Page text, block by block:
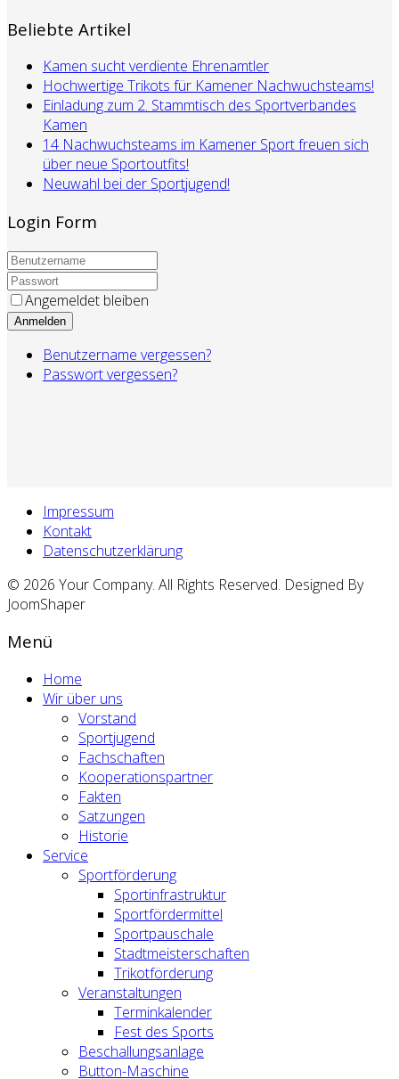
Beliebte Artikel
Kamen sucht verdiente Ehrenamtler
Hochwertige Trikots für Kamener Nachwuchsteams!
Einladung zum 2. Stammtisch des Sportverbandes
Kamen
14 Nachwuchsteams im Kamener Sport freuen sich
über neue Sportoutfits!
Neuwahl bei der Sportjugend!
Login Form
Angemeldet bleiben
Anmelden
Benutzername vergessen?
Passwort vergessen?
Impressum
Kontakt
Datenschutzerklärung
© 2026 Your Company. All Rights Reserved. Designed By
JoomShaper
Menü
Home
Wir über uns
Vorstand
Sportjugend
Fachschaften
Kooperationspartner
Fakten
Satzungen
Historie
Service
Sportförderung
Sportinfrastruktur
Sportfördermittel
Sportpauschale
Stadtmeisterschaften
Trikotförderung
Veranstaltungen
Terminkalender
Fest des Sports
Beschallungsanlage
Button-Maschine